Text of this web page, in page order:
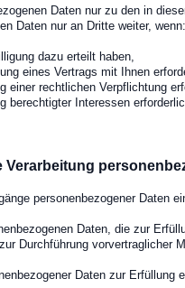
Daten nur zu den in
Daten nur an Dritte weiter, wenn:
dazu erteilt haben,
eines Vertrags mit Ihnen
einer rechtlichen Verpflichtung
berechtigter Interessen
Verarbeitung
personenbezogener Daten
Daten, die zur
Durchführung vorvertraglicher
Daten zur